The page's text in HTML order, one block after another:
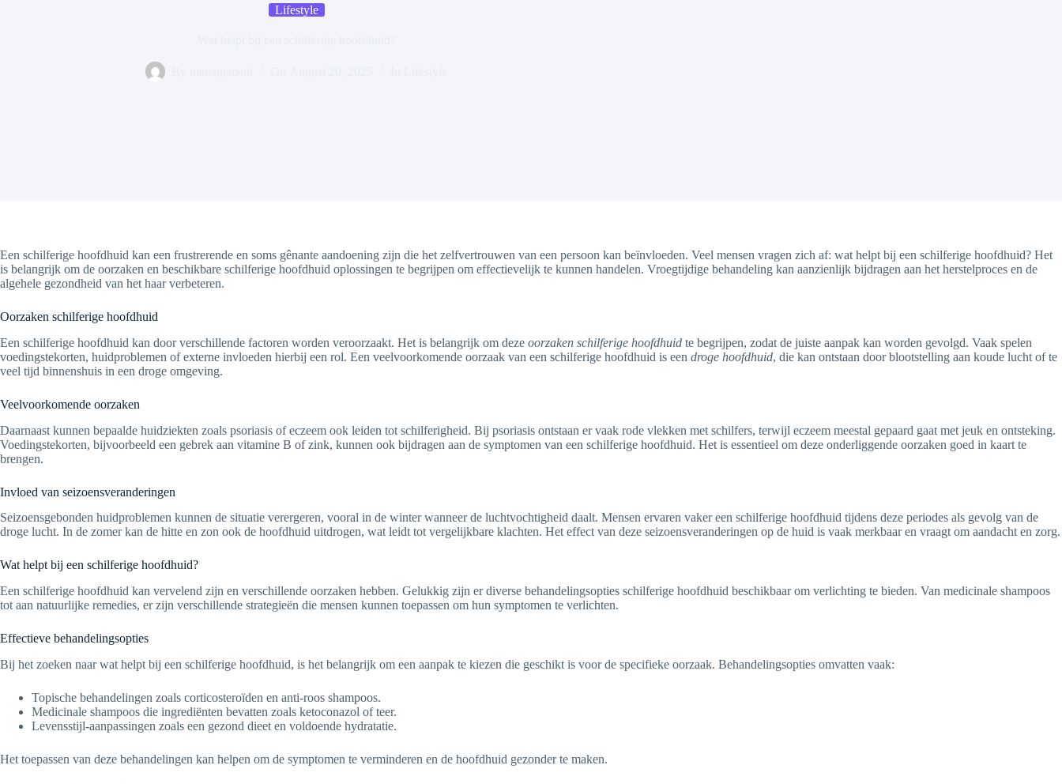
Lifestyle
Een schilferige hoofdhuid kan een frustrerende en soms gênante aandoening zijn die het zelfvertrouwen van een persoon kan beïnvloeden. Veel mensen vragen zich af: wat helpt bij een schilferige hoofdhuid? Het
is belangrijk om de oorzaken en beschikbare schilferige hoofdhuid oplossingen te begrijpen om effectievelijk te kunnen handelen. Vroegtijdige behandeling kan aanzienlijk bijdragen aan het herstelproces en de
algehele gezondheid van het haar verbeteren.
Oorzaken schilferige hoofdhuid
Een schilferige hoofdhuid kan door verschillende factoren worden veroorzaakt. Het is belangrijk om deze oorzaken schilferige hoofdhuid te begrijpen, zodat de juiste aanpak kan worden gevolgd. Vaak spelen
voedingstekorten, huidproblemen of externe invloeden hierbij een rol. Een veelvoorkomende oorzaak van een schilferige hoofdhuid is een droge hoofdhuid, die kan ontstaan door blootstelling aan koude lucht of te
veel tijd binnenshuis in een droge omgeving.
Veelvoorkomende oorzaken
Daarnaast kunnen bepaalde huidziekten zoals psoriasis of eczeem ook leiden tot schilferigheid. Bij psoriasis ontstaan er vaak rode vlekken met schilfers, terwijl eczeem meestal gepaard gaat met jeuk en ontsteking.
Voedingstekorten, bijvoorbeeld een gebrek aan vitamine B of zink, kunnen ook bijdragen aan de symptomen van een schilferige hoofdhuid. Het is essentieel om deze onderliggende oorzaken goed in kaart te
brengen.
Invloed van seizoensveranderingen
Seizoensgebonden huidproblemen kunnen de situatie verergeren, vooral in de winter wanneer de luchtvochtigheid daalt. Mensen ervaren vaker een schilferige hoofdhuid tijdens deze periodes als gevolg van de
droge lucht. In de zomer kan de hitte en zon ook de hoofdhuid uitdrogen, wat leidt tot vergelijkbare klachten. Het effect van deze seizoensveranderingen op de huid is vaak merkbaar en vraagt om aandacht en zorg.
Wat helpt bij een schilferige hoofdhuid?
Een schilferige hoofdhuid kan vervelend zijn en verschillende oorzaken hebben. Gelukkig zijn er diverse behandelingsopties schilferige hoofdhuid beschikbaar om verlichting te bieden. Van medicinale shampoos
tot aan natuurlijke remedies, er zijn verschillende strategieën die mensen kunnen toepassen om hun symptomen te verlichten.
Effectieve behandelingsopties
Bij het zoeken naar wat helpt bij een schilferige hoofdhuid, is het belangrijk om een aanpak te kiezen die geschikt is voor de specifieke oorzaak. Behandelingsopties omvatten vaak:
Topische behandelingen zoals corticosteroïden en anti-roos shampoos.
Medicinale shampoos die ingrediënten bevatten zoals ketoconazol of teer.
Levensstijl-aanpassingen zoals een gezond dieet en voldoende hydratatie.
Het toepassen van deze behandelingen kan helpen om de symptomen te verminderen en de hoofdhuid gezonder te maken.